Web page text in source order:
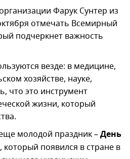
Фарук Сунтер из
отмечать Всемирный
подчеркнет важность
везде: в медицине,
хозяйстве, науке,
что это инструмент
жизни, который
молодой праздник –День
, который появился в стране в